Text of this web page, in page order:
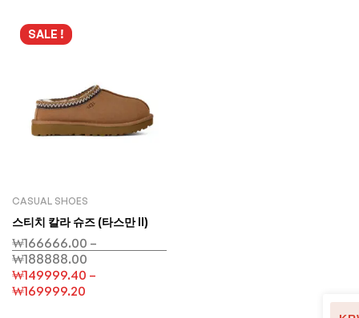
SALE !
CASUAL SHOES
스티치 칼라 슈즈 (타스만 II)
₩166666.00 –
₩188888.00
₩149999.40 –
₩169999.20